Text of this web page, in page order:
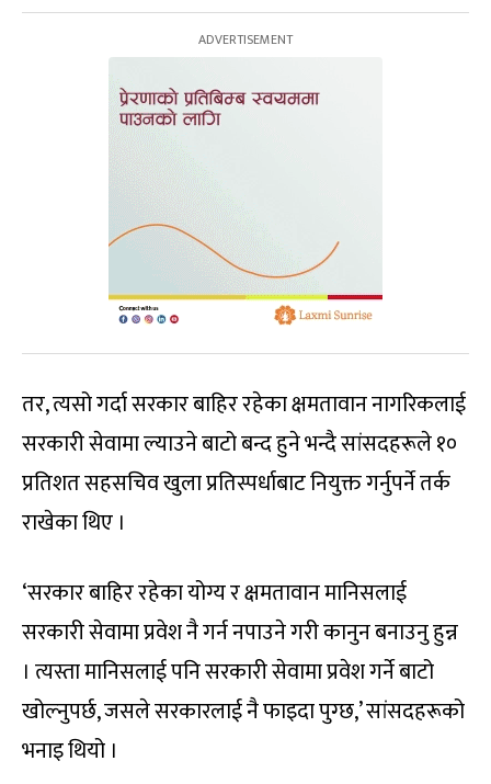
तर, त्यसो गर्दा सरकार बाहिर रहेका क्षमतावान नागरिकलाई
सरकारी सेवामा ल्याउने बाटो बन्द हुने भन्दै सांसदहरूले १०
प्रतिशत सहसचिव खुला प्रतिस्पर्धाबाट नियुक्त गर्नुपर्ने तर्क
राखेका थिए ।
‘सरकार बाहिर रहेका योग्य र क्षमतावान मानिसलाई
सरकारी सेवामा प्रवेश नै गर्न नपाउने गरी कानुन बनाउनु हुन्न
। त्यस्ता मानिसलाई पनि सरकारी सेवामा प्रवेश गर्ने बाटो
खोल्नुपर्छ, जसले सरकारलाई नै फाइदा पुग्छ,’ सांसदहरूको
भनाइ थियो ।